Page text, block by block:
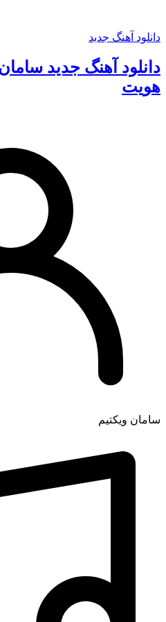
دانلود آهنگ جدید
دانلود آهنگ جدید
هویت
سامان ویکتیم